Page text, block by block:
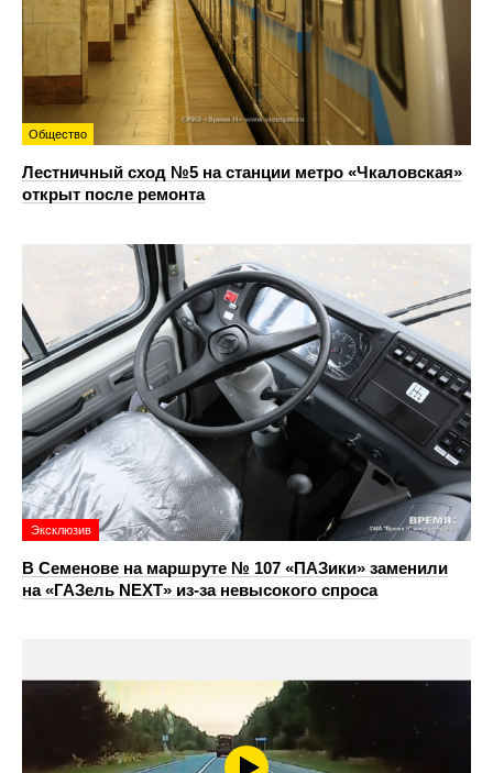
Общество
Лестничный сход №5 на станции метро «Чкаловская»
открыт после ремонта
Эксклюзив
В Семенове на маршруте № 107 «ПАЗики» заменили
на «ГАЗель NEXT» из‑за невысокого спроса